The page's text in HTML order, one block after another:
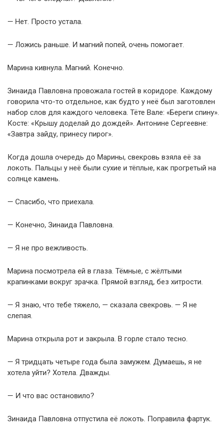
— Нет. Просто устала.
— Ложись раньше. И магний попей, очень помогает.
Марина кивнула. Магний. Конечно.
Зинаида Павловна провожала гостей в коридоре. Каждому
говорила что-то отдельное, как будто у неё был заготовлен
набор слов для каждого человека. Тёте Вале: «Береги спину».
Косте: «Крышу доделай до дождей». Антонине Сергеевне:
«Завтра зайду, принесу пирог».
Когда дошла очередь до Марины, свекровь взяла её за
локоть. Пальцы у неё были сухие и тёплые, как прогретый на
солнце камень.
— Спасибо, что приехала.
— Конечно, Зинаида Павловна.
— Я не про вежливость.
Марина посмотрела ей в глаза. Тёмные, с жёлтыми
крапинками вокруг зрачка. Прямой взгляд, без хитрости.
— Я знаю, что тебе тяжело, — сказала свекровь. — Я не
слепая.
Марина открыла рот и закрыла. В горле стало тесно.
— Я тридцать четыре года была замужем. Думаешь, я не
хотела уйти? Хотела. Дважды.
— И что вас остановило?
Зинаида Павловна отпустила её локоть. Поправила фартук.